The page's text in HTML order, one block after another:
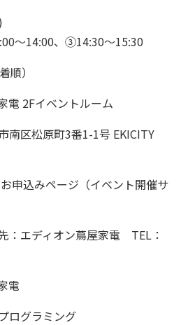
～14:00、③14:30～15:30
順）
電 2Fイベントルーム
南区松原町3番1-1号 EKICITY
申込みページ （イベント開催サ
：エディオン蔦屋家電 TEL：
電
ログラミング